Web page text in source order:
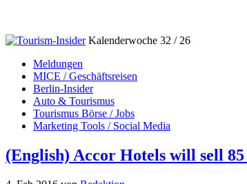
Kalenderwoche 32 / 26
Meldungen
MICE / Geschäftsreisen
Berlin-Insider
Auto & Tourismus
Tourismus Börse / Jobs
Marketing Tools / Social Media
(English) Accor Hotels will sell